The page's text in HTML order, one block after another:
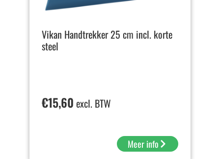
Vikan Handtrekker 25 cm incl. korte
steel
€15,60 excl. BTW
Meer info